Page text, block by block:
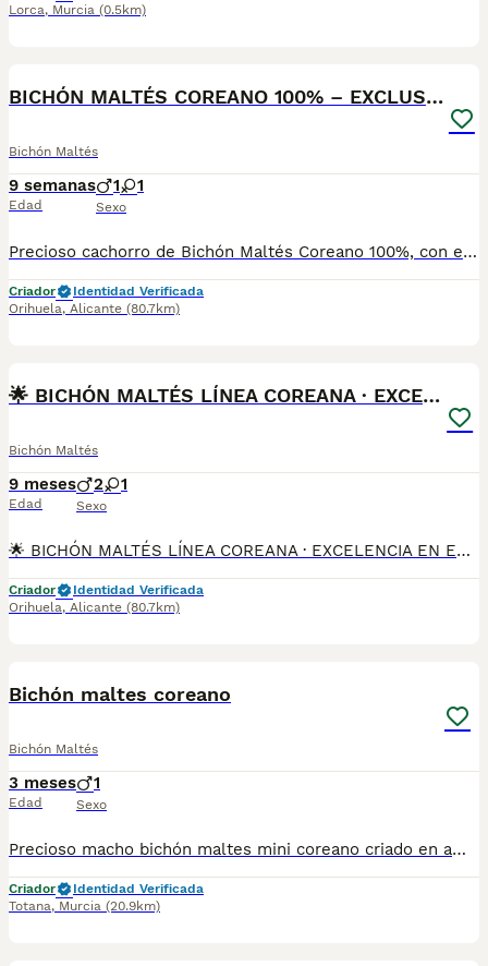
Lorca, Murcia (0.5km)
BICHÓN MALTÉS COREANO 100% – EXCLUSIVA BELLEZA
Bichón Maltés
9 semanas
Edad
1 1
Sexo
Precioso cachorro de Bichón Maltés Coreano 100%, con excelente línea, tamaño compacto, pelo sedoso de color blanco puro y una expresión dulce que enamora. Criado en ambiente familiar, con todas las atenciones necesarias para garantizar su bienestar y sociabilización. ✔ Excelente carácter, cariñoso y juguetón. ✔ Ideal para compañía y vida familiar. ✔ Muy inteligente y fácil de educar. ✔ Revisado y cuidado con todo el cariño. ✔ Aspecto tipo "cara de bebé" característico del auténtico Maltés Coreano. Si buscas un compañero elegante, exclusivo y de gran calidad, esta es una oportunidad única. Para más información, fotos o vídeos, contacta sin compromiso.
Criador
Identidad Verificada
Orihuela, Alicante (80.7km)
🌟 BICHÓN MALTÉS LÍNEA COREANA · EXCELENCIA
Bichón Maltés
9 meses
Edad
2 1
Sexo
🌟 BICHÓN MALTÉS LÍNEA COREANA · EXCELENCIA EN ESTADO PURO Presentamos una camada excepcional y muy limitada de Bichón Maltés línea coreana, seleccionada cuidadosamente para quienes buscan un ejemplar realmente superior, con genética refinada, temperamento equilibrado y una presencia inconfundible. Estos cachorros destacan por su rostro delicado tipo “muñeca”, orejitas pequeñas, ojos grandes y brillantes, y un pelaje blanco seda imposible de pasar por alto. Son perros que no solo enamoran por su belleza, sino también por su personalidad dulce, tranquila y extremadamente familiar. Cada cachorro nace y crece bajo un protocolo de crianza responsable, supervisión veterinaria constante y un entorno limpio, cálido y controlado. --- 💎 ATRIBUTOS DE CALIDAD SUPERIOR Línea coreana auténtica, muy exclusiva Tipología premium: tamaño pequeño, hueso fino y expresión definida Manto blanco puro, textura sedosa y uniforme Rasgos muy marcados: ojos grandes, trufa oscura, mirada tierna Carácter sereno, afectuoso y muy estable Estos peques representan la más alta calidad dentro de la raza. --- 🩺 PROTOCOLO SANITARIO PROFESIONAL Cada cachorro se entrega con: Desparasitación rigurosa Vacunación correspondiente a su edad Cartilla veterinaria oficial Revisión completa en clínica por veterinarios colegiados Acompañamiento y asesoramiento personalizado La tranquilidad y seguridad del comprador es una prioridad. --- 🚗 SERVICIO PARA CLIENTES EXIGENTES Entrega en clínica veterinaria física Envío seguro y organizado a toda España Visitas disponibles sin compromiso Atención detallada y profesional durante todo el proceso --- 🏆 DESTINADOS A FAMILIAS QUE BUSCAN LO MEJOR La camada está pensada para personas que valoran: Genética exclusiva Elegancia y distinción Temperamento equilibrado Trato serio, cercano y profesional Quedan muy pocas plazas de reserva. Si deseas un Bichón Maltés de nivel superior, con garantías y una crianza seria y responsable, esta camada es una oportunidad única y difícil de encontrar.
Criador
Identidad Verificada
Orihuela, Alicante (80.7km)
Bichón maltes coreano
Bichón Maltés
3 meses
Edad
1
Sexo
Precioso macho bichón maltes mini coreano criado en ambiente familiar con todas las vacunas y desparasitaciones al día. Se entrega con cartilla veterinaria y revisión veterinaria. Más info WhatsApp al 722440707
Criador
Identidad Verificada
Totana, Murcia (20.9km)